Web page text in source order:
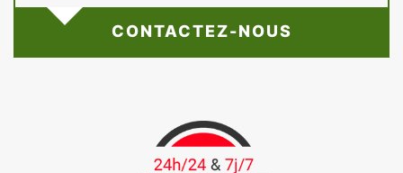
CONTACTEZ-NOUS